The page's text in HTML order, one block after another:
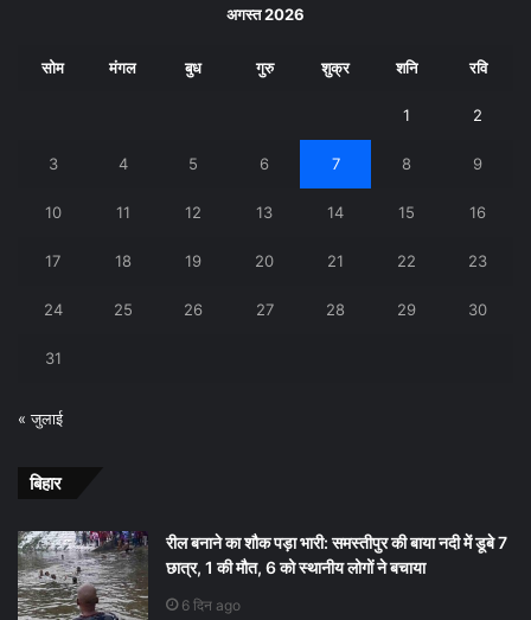
अगस्त 2026
सोम मंगल बुध गुरु शुक्र शनि रवि
1 2
3 4 5 6 7 8 9
10 11 12 13 14 15 16
17 18 19 20 21 22 23
24 25 26 27 28 29 30
31
« जुलाई
बिहार
रील बनाने का शौक पड़ा भारी: समस्तीपुर की बाया नदी में डूबे 7
छात्र, 1 की मौत, 6 को स्थानीय लोगों ने बचाया
6 दिन ago